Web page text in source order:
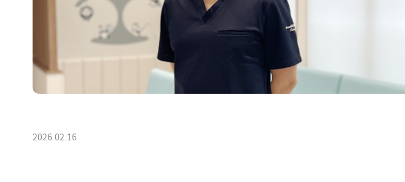
2026.02.16